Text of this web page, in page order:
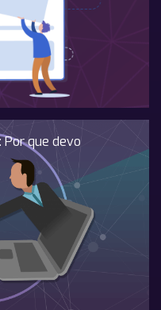
que devo